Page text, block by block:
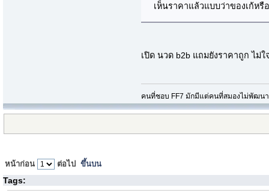
เห็นราคาแล้วแบบว่าของเก้หรื
เปิด นวด b2b แถมยังราคาถูก ไม่
คนที่ชอบ FF7 มักมีแต่คนที่สมองไม่พัฒนา
หน้าก่อน ต่อไป ขึ้นบน
Tags: